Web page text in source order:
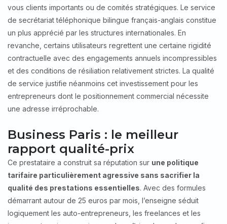
vous clients importants ou de comités stratégiques. Le service
de secrétariat téléphonique bilingue français-anglais constitue
un plus apprécié par les structures internationales. En
revanche, certains utilisateurs regrettent une certaine rigidité
contractuelle avec des engagements annuels incompressibles
et des conditions de résiliation relativement strictes. La qualité
de service justifie néanmoins cet investissement pour les
entrepreneurs dont le positionnement commercial nécessite
une adresse irréprochable.
Business Paris : le meilleur
rapport qualité-prix
Ce prestataire a construit sa réputation sur une politique
tarifaire particulièrement agressive sans sacrifier la
qualité des prestations essentielles. Avec des formules
démarrant autour de 25 euros par mois, l’enseigne séduit
logiquement les auto-entrepreneurs, les freelances et les